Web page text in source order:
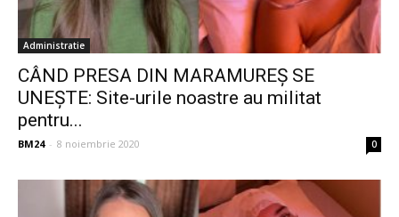
Administratie
CÂND PRESA DIN MARAMUREȘ SE
UNEȘTE: Site-urile noastre au militat
pentru...
BM24 - 8 noiembrie 2020 0